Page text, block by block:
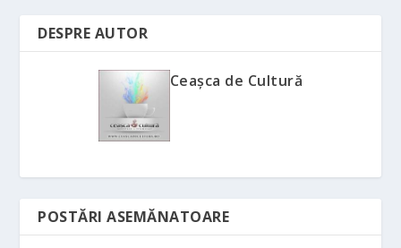
DESPRE AUTOR
Ceașca de Cultură
POSTĂRI ASEMĂNATOARE